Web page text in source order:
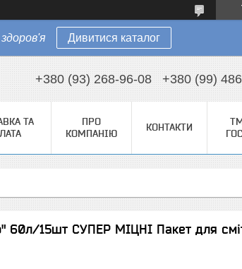
Дивитися каталог
+380 (93) 268-96-08 +380 (99)
ТА
ПРО
КОМПАНІЮ
КОНТАКТИ
60л/15шт СУПЕР МІЦНІ Пакет для